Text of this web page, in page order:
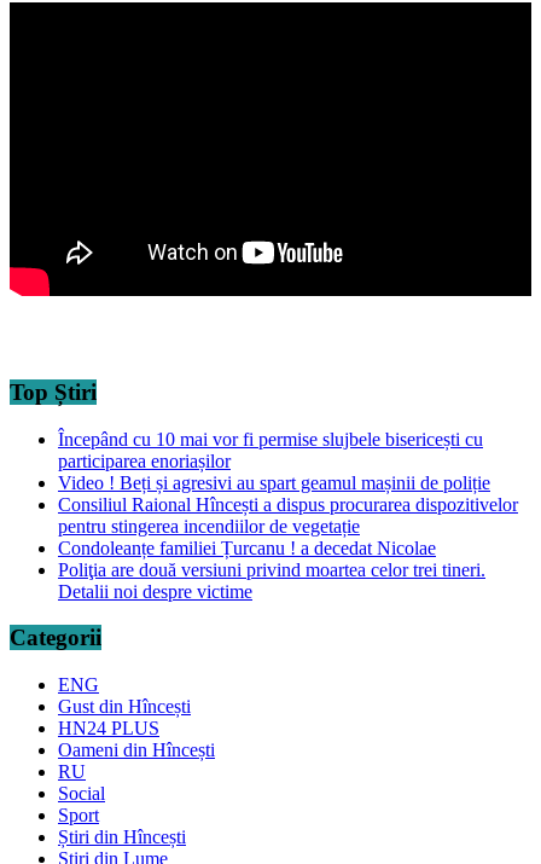
Top Știri
Începând cu 10 mai vor fi permise slujbele bisericești cu
participarea enoriașilor
Video ! Beți și agresivi au spart geamul mașinii de poliție
Consiliul Raional Hîncești a dispus procurarea dispozitivelor
pentru stingerea incendiilor de vegetație
Condoleanțe familiei Țurcanu ! a decedat Nicolae
Poliţia are două versiuni privind moartea celor trei tineri.
Detalii noi despre victime
Categorii
ENG
Gust din Hîncești
HN24 PLUS
Oameni din Hîncești
RU
Social
Sport
Știri din Hîncești
Știri din Lume